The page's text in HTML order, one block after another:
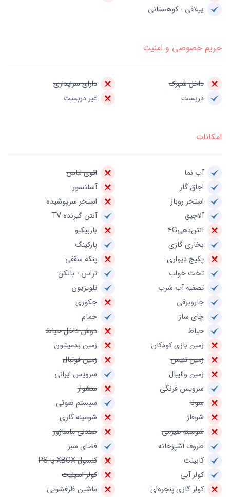
ییلاقی - کوهستانی
حریم خصوصی و امنیت
داخل شهرک
دارای سرایداری
دربست
غیر دربست
امکانات
آب نما
اتوی لباس
اجاق گاز
آسانسور
استخر روباز
استخر سرپوشیده
آلاچیق
آنتن گیرنده TV
آنتن‌دهی4G
باربیکیو
بخاری گازی
پارکینگ
پکیج دیواری
پنکه سقفی
تخت خواب
تراس - بالکن
تصفیه آب شرب
تلویزیون
جاروبرقی
جکوزی
چای ساز
حمام
حیاط
دوش داخل حیاط
زمین بازی کودکان
زمین بدمینتون
زمین تنیس
زمین فوتبال
زمین والیبال
سرویس ایرانی
سرویس فرنگی
سشوار
سونا
سیستم صوتی
شوفاژ
شومینه گازی
شومینه هیزمی
صندلی ماساژور
ظروف آشپزخانه
فضای سبز
کابینت
کنسول XBOX یا PS
کولر آبی
کولر اسپلیت
کولر گازی پنجره‌ای
ماشین ظرفشویی